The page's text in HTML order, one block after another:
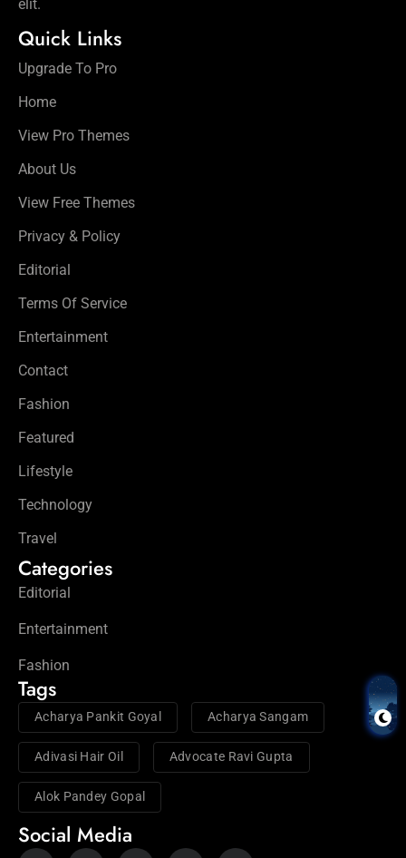
elit.
Quick Links
Upgrade To Pro
Home
View Pro Themes
About Us
View Free Themes
Privacy & Policy
Editorial
Terms Of Service
Entertainment
Contact
Fashion
Featured
Lifestyle
Technology
Travel
Categories
Editorial
Entertainment
Fashion
Tags
Acharya Pankit Goyal Acharya Sangam
Adivasi Hair Oil Advocate Ravi Gupta
Alok Pandey Gopal
Social Media